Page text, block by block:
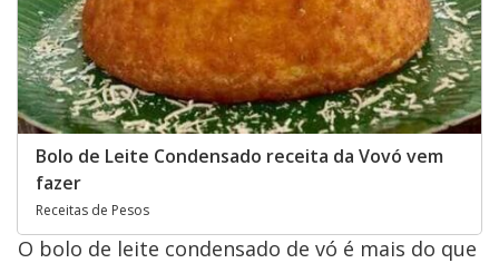
Bolo de Leite Condensado receita da Vovó vem
fazer
Receitas de Pesos
O bolo de leite condensado de vó é mais do que